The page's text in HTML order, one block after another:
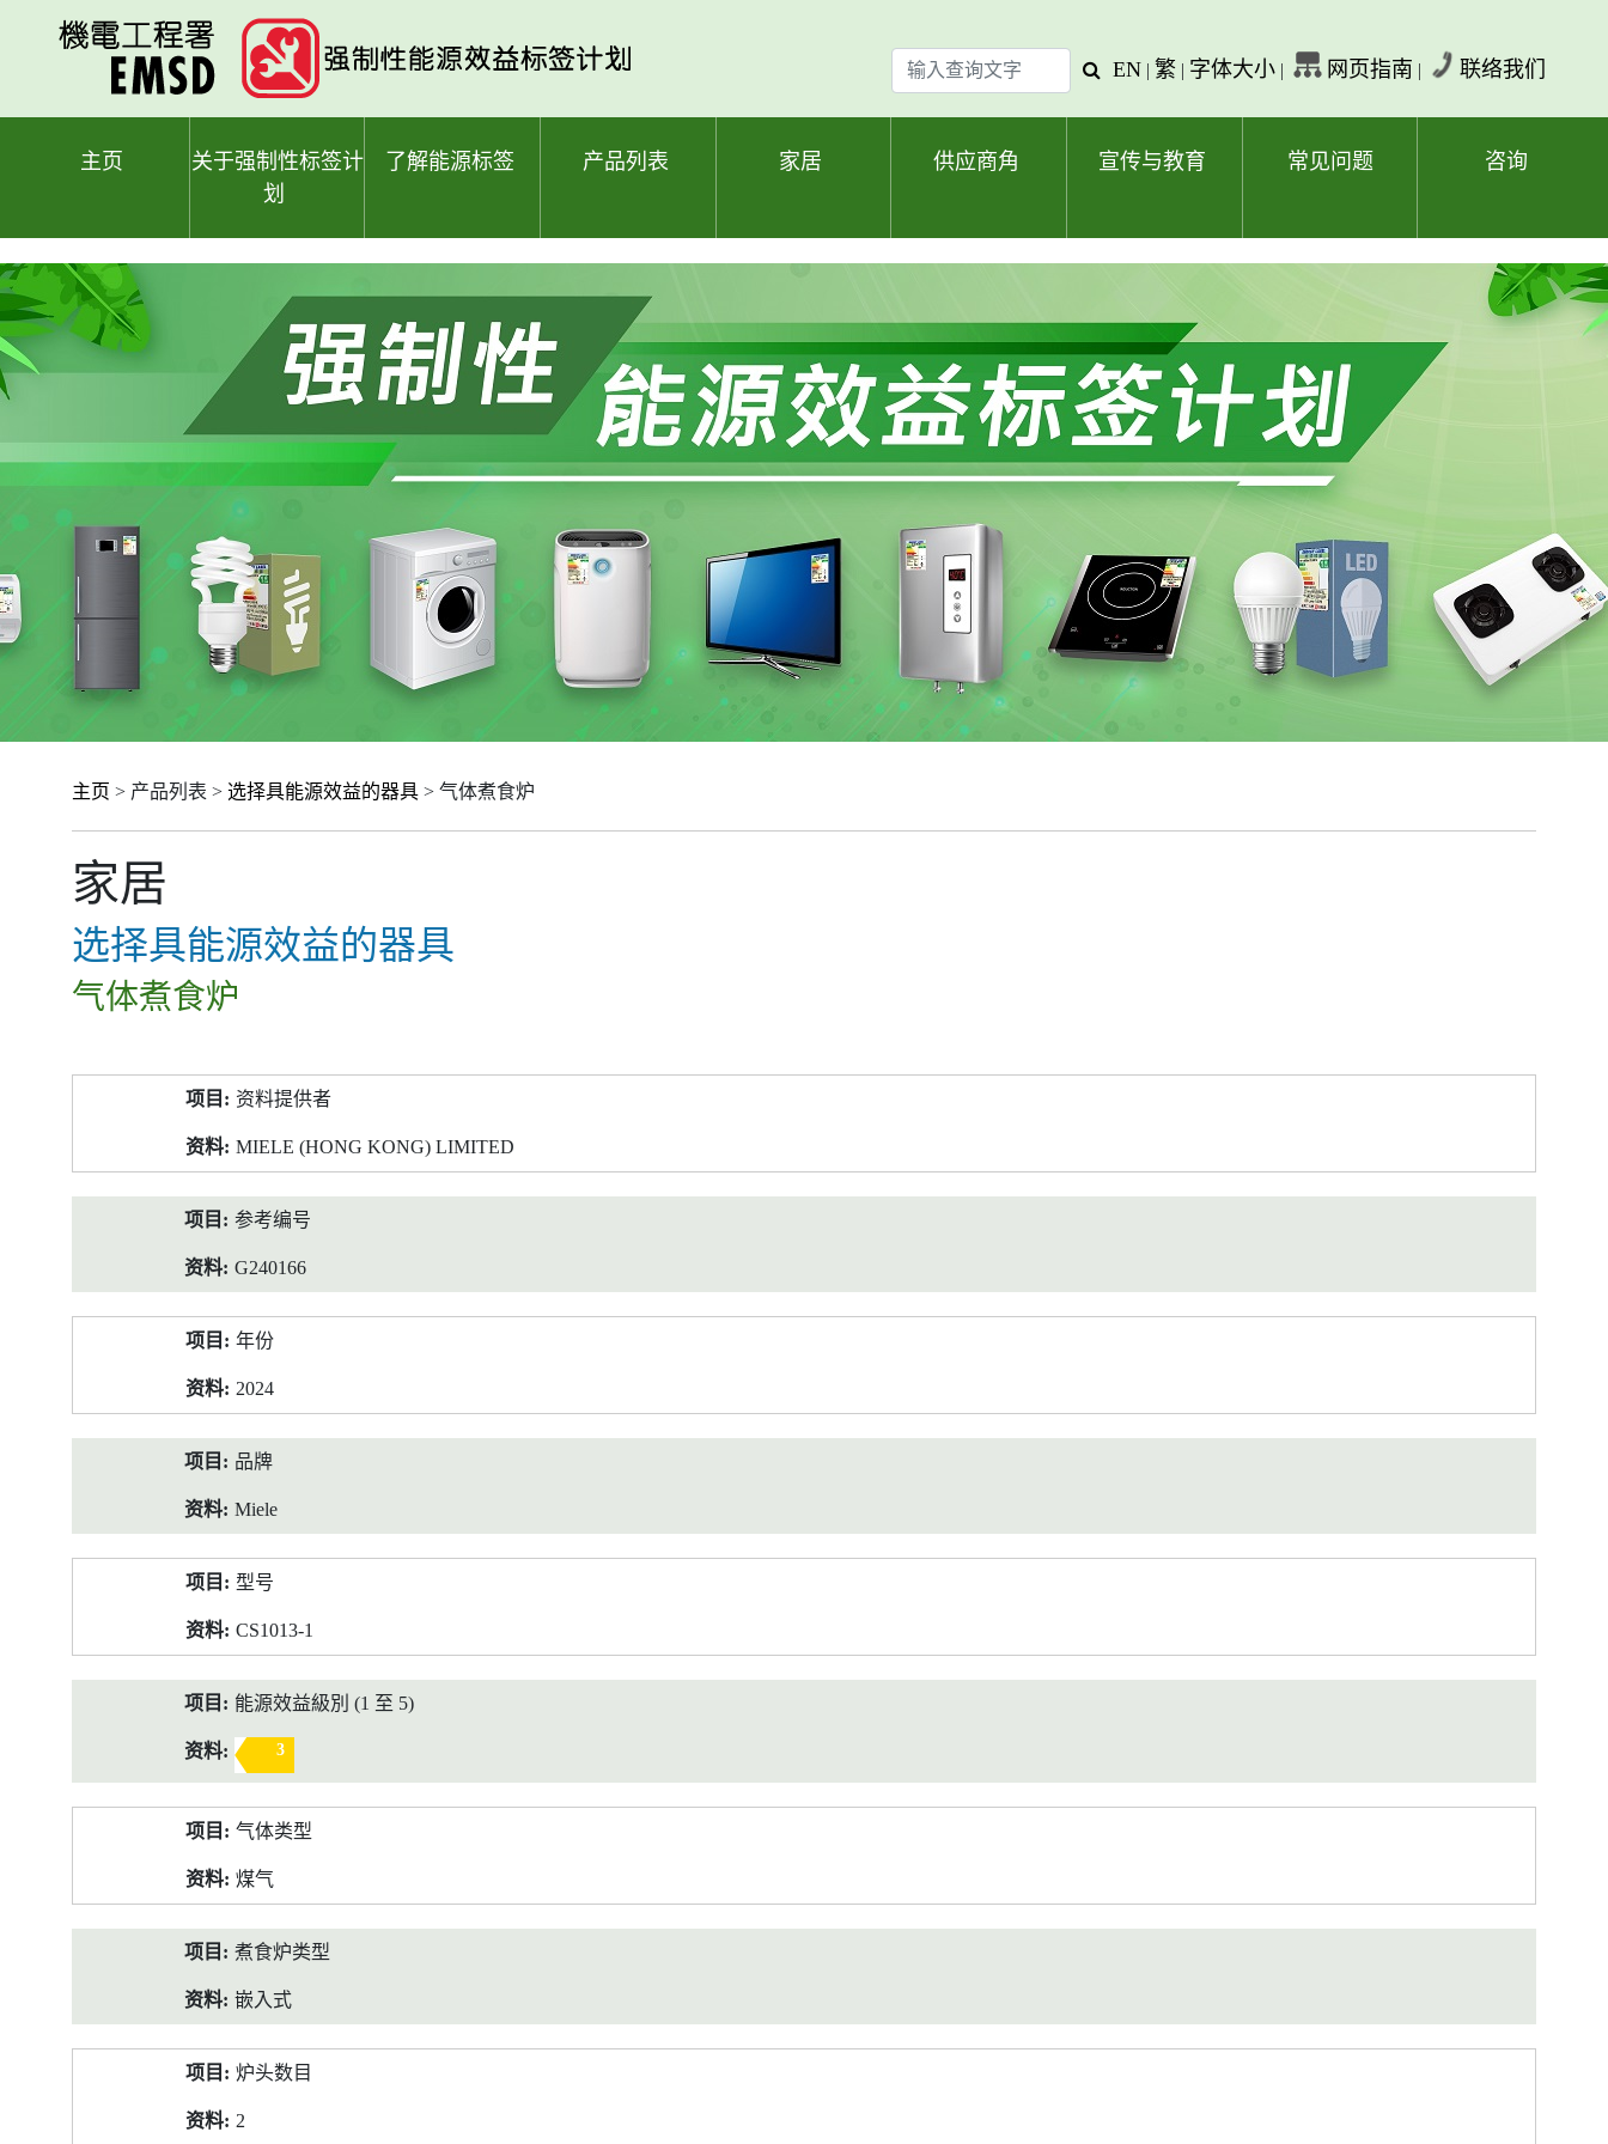
输
入
查
查
字
EN | 繁 | 字体大小 | 网页指南 | 联络我们
主页
关于强制性标签计
划
了解能源标签 产品列表 家居 供应商角 宣传与教育 常见问题 咨询
主页 > 产品列表 > 选择具能源效益的器具 > 气体煮食炉
家居
选择具能源效益的器具
气体煮食炉
料
资料提供者
MIELE (HONG KONG) LIMITED
参考编号
G240166
年份
2024
品牌
Miele
型号
CS1013-1
能源效益級別 (1 至 5)
3
气体类型
煤气
煮食炉类型
嵌入式
炉头数目
2